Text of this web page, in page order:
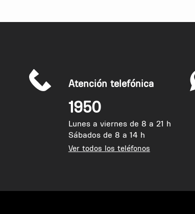
Atención telefónica
1950
Lunes a viernes de 8 a 21 h
Sábados de 8 a 14 h
Ver todos los teléfonos